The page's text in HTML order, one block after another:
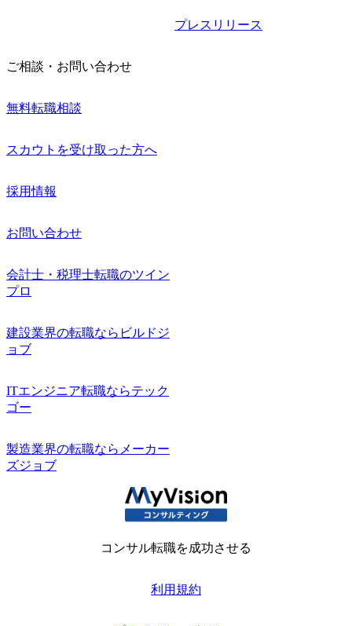
プレスリリース
ご相談・お問い合わせ
無料転職相談
スカウトを受け取った方へ
採用情報
お問い合わせ
会計士・税理士転職のツイン
プロ
建設業界の転職ならビルドジ
ョブ
ITエンジニア転職ならテック
ゴー
製造業界の転職ならメーカー
ズジョブ
コンサル転職を成功させる
利用規約